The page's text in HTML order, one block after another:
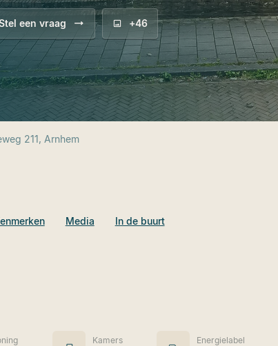
een vraag +46
211, Arnhem
Media In de buurt
Kamers Energielabel